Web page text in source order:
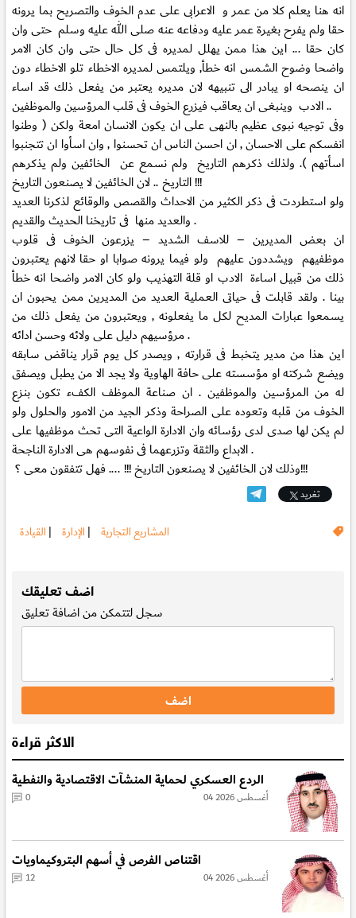
انه هنا يعلم كلا من عمر و الاعرابى على عدم الخوف والتصريح بما يرونه
حقا ولم يفرح بغيرة عمر عليه ودفاعه عنه صلى الله عليه وسلم حتى وان
كان حقا ... اين هذا ممن يهلل لمديره فى كل حال حتى وان كان الامر
واضحا وضوح الشمس انه خطأ, ويلتمس لمديره الاخطاء تلو الاخطاء دون
ان ينصحه او يبادر الى تنبيهه لان مديره يعتبر من يفعل ذلك قد اساء
الادب وينبغى ان يعاقب فيزرع الخوف فى قلب المرؤسين والموظفين ..
وفى توجيه نبوى عظيم بالنهى على ان يكون الانسان امعة ولكن ( وطنوا
انفسكم على الاحسان , ان احسن الناس ان تحسنوا , وان اسأوا ان تتجنبوا
اسأتهم ). ولذلك ذكرهم التاريخ ولم نسمع عن الخائفين ولم يذكرهم
التاريخ .. لان الخائفين لا يصنعون التاريخ !!!
ولو استطردت فى ذكر الكثير من الاحداث والقصص والوقائع لذكرنا العديد
والعديد منها فى تاريخنا الحديث والقديم .
ان بعض المديرين – للاسف الشديد – يزرعون الخوف فى قلوب
موظفيهم ويشددون عليهم ولو فيما يرونه صوابا او حقا لانهم يعتبرون
ذلك من قبيل اساءة الادب او قلة التهذيب ولو كان الامر واضحا انه خطأ
بينا . ولقد قابلت فى حياتى العملية العديد من المديرين ممن يحبون ان
يسمعوا عبارات المديح لكل ما يفعلونه , ويعتبرون من يفعل ذلك من
مرؤسيهم دليل على ولائه وحسن ادائه .
اين هذا من مدير يتخبط فى قرارته , ويصدر كل يوم قرار يناقض سابقه
ويضع شركته او مؤسسته على حافة الهاوية ولا يجد الا من يطبل ويصفق
له من المرؤسين والموظفين . ان صناعة الموظف الكفء تكون بنزع
الخوف من قلبه وتعوده على الصراحة وذكر الجيد من الامور والحلول ولو
لم يكن لها صدى لدى رؤسائه وان الادارة الواعية التى تحث موظفيها على
الابداع والثقة وتزرعهما فى نفوسهم هى الادارة الناجحة .
وذلك لان الخائفين لا يصنعون التاريخ !!! .... فهل تتفقون معى ؟!!!
تغريد
المشاريع التجارية | الإدارة | القيادة
اضف تعليقك
سجللتتمكن من اضافة تعليق
الاكثر قراءة
الردع العسكري لحماية المنشآت الاقتصادية والنفطية
04 أغسطس 2026 0
اقتناص الفرص في أسهم البتروكيماويات
04 أغسطس 2026 12